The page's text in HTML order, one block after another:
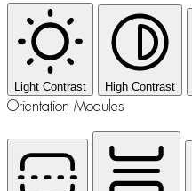
Light Contrast High Contrast
Orientation Modules